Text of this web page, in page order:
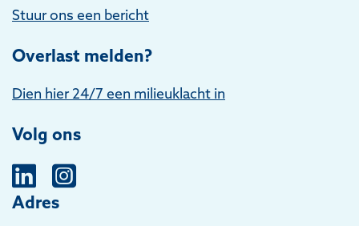
Stuur ons een bericht
Overlast melden?
Dien hier 24/7 een milieuklacht in
Volg ons
Adres